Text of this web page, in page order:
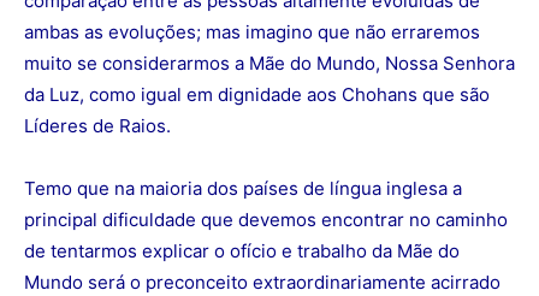
ambas as evoluções; mas imagino que não erraremos
muito se considerarmos a Mãe do Mundo, Nossa Senhora
da Luz, como igual em dignidade aos Chohans que são
Líderes de Raios.
Temo que na maioria dos países de língua inglesa a
principal dificuldade que devemos encontrar no caminho
de tentarmos explicar o ofício e trabalho da Mãe do
Mundo será o preconceito extraordinariamente acirrado